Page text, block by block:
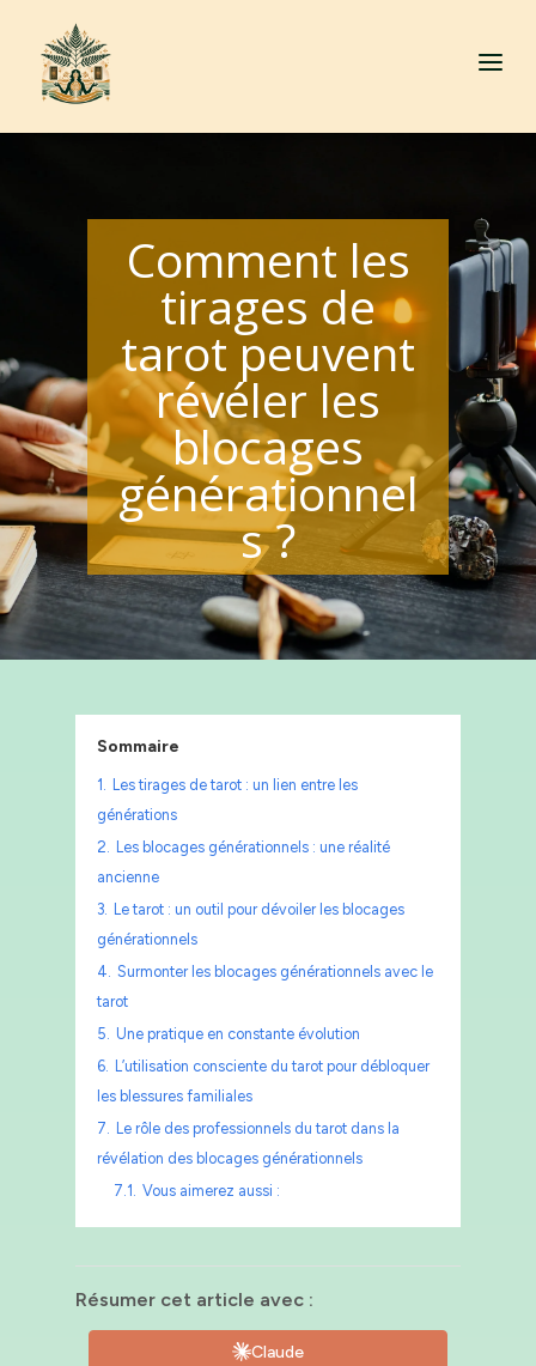
a
Comment les
tirages de
tarot peuvent
révéler les
blocages
générationnel
s ?
Sommaire
1. Les tirages de tarot : un lien entre les
générations
2. Les blocages générationnels : une réalité
ancienne
3. Le tarot : un outil pour dévoiler les blocages
générationnels
4. Surmonter les blocages générationnels avec le
tarot
5. Une pratique en constante évolution
6. L’utilisation consciente du tarot pour débloquer
les blessures familiales
7. Le rôle des professionnels du tarot dans la
révélation des blocages générationnels
7.1. Vous aimerez aussi :
Résumer cet article avec :
Claude